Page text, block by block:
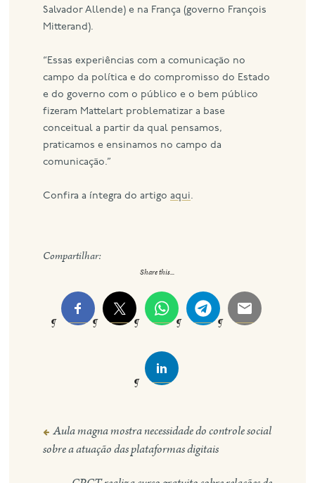
Salvador Allende) e na França (governo François
Mitterand).
“Essas experiências com a comunicação no
campo da política e do compromisso do Estado
e do governo com o público e o bem público
fizeram Mattelart problematizar a base
conceitual a partir da qual pensamos,
praticamos e ensinamos no campo da
comunicação.”
Confira a íntegra do artigoaqui.
Compartilhar:
Share this...
Navegação
Aula magna mostra necessidade do controle social
sobre a atuação das plataformas digitais